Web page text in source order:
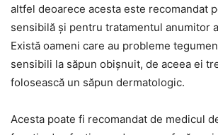
altfel deoarece acesta este recomandat
sensibilă și pentru tratamentul anumitor
Există oameni care au probleme
sensibili la săpun obișnuit, de aceea ei
folosească un săpun dermatologic.
Acesta poate fi recomandat de medicul